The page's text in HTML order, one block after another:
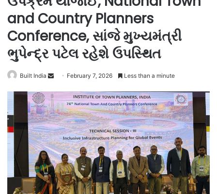
and Country Planners
Conference, સાંજે મુખ્યમંત્રી
ભુપેન્દ્ર પટેલ રહેશે ઉપસ્થિત
Built India
Send
email
February 7, 2026 Less than a minute